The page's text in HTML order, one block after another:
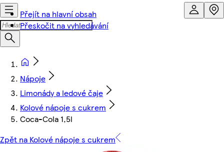
Přejít na hlavní obsah
Přeskočit na vyhledávání
Nápoje
Limonády a ledové čaje
Kolové nápoje s cukrem
Coca-Cola 1,5l
Zpět na Kolové nápoje s cukrem